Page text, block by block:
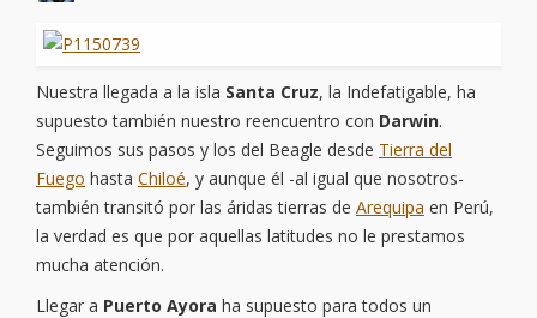
Nuestra llegada a la isla Santa Cruz, la Indefatigable, ha
supuesto también nuestro reencuentro con Darwin.
Seguimos sus pasos y los del Beagle desde Tierra del
Fuego hasta Chiloé, y aunque él -al igual que nosotros-
también transitó por las áridas tierras de Arequipa en Perú,
la verdad es que por aquellas latitudes no le prestamos
mucha atención.
Llegar a Puerto Ayora ha supuesto para todos un